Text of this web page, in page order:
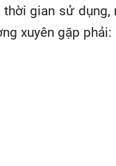
gian sử
xuyên gặp phải: